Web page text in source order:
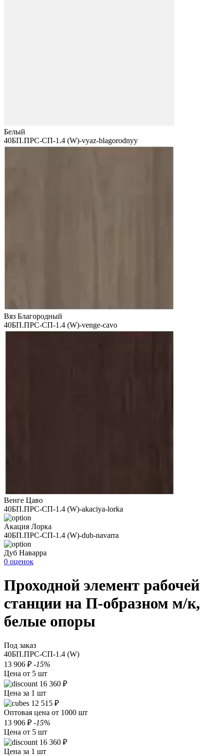
Белый
40БП.ПРС-СП-1.4 (W)-vyaz-blagorodnyy
Вяз Благородный
40БП.ПРС-СП-1.4 (W)-venge-cavo
Венге Цаво
40БП.ПРС-СП-1.4 (W)-akaciya-lorka
Акация Лорка
40БП.ПРС-СП-1.4 (W)-dub-navarra
Дуб Наварра
0 оценок
Проходной элемент рабочей
станции на П-образном м/к,
белые опоры
Под заказ
40БП.ПРС-СП-1.4 (W)
13 906 ₽ -15%
Цена от 5 шт
16 360 ₽
Цена за 1 шт
12 515 ₽
Оптовая цена от 1000 шт
13 906 ₽ -15%
Цена от 5 шт
16 360 ₽
Цена за 1 шт